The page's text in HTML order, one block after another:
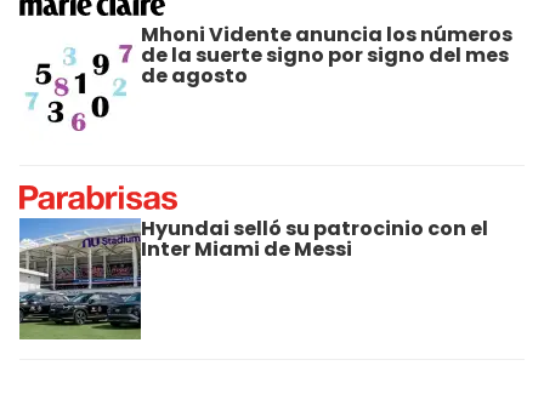
Mhoni Vidente anuncia los números
de la suerte signo por signo del mes
de agosto
Hyundai selló su patrocinio con el
Inter Miami de Messi